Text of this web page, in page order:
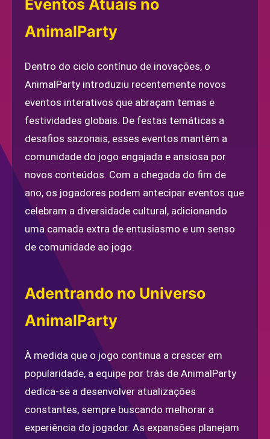
Eventos Atuais no
AnimalParty
Dentro do ciclo contínuo de inovações, o
AnimalParty introduziu recentemente novos
eventos interativos que abraçam temas e
festividades globais. De festas temáticas a
desafios sazonais, esses eventos mantêm a
comunidade do jogo engajada e ansiosa por
novos conteúdos. Com a chegada do fim de
ano, os jogadores podem antecipar eventos que
celebram a diversidade cultural, adicionando
uma camada extra de entusiasmo e um senso
de comunidade ao jogo.
Adentrando no Universo
AnimalParty
À medida que o jogo continua a crescer em
popularidade, a equipe por trás de AnimalParty
dedica-se a desenvolver atualizações
constantes, sempre buscando melhorar a
experiência do jogador. As expansões planejam